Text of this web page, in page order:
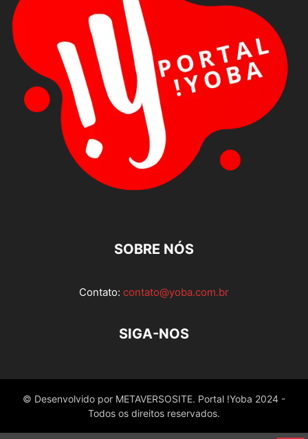
SOBRE NÓS
Contato: contato@yoba.com.br
SIGA-NOS
© Desenvolvido por METAVERSOSITE. Portal !Yoba 2024 -
Todos os direitos reservados.